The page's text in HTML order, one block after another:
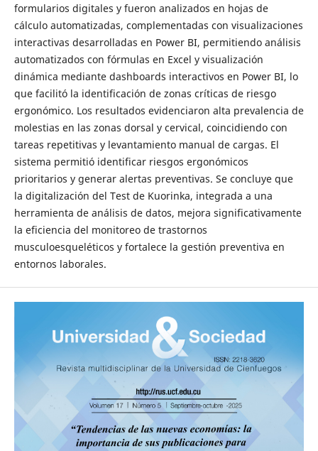
formularios digitales y fueron analizados en hojas de
cálculo automatizadas, complementadas con visualizaciones
interactivas desarrolladas en Power BI, permitiendo análisis
automatizados con fórmulas en Excel y visualización
dinámica mediante dashboards interactivos en Power BI, lo
que facilitó la identificación de zonas críticas de riesgo
ergonómico. Los resultados evidenciaron alta prevalencia de
molestias en las zonas dorsal y cervical, coincidiendo con
tareas repetitivas y levantamiento manual de cargas. El
sistema permitió identificar riesgos ergonómicos
prioritarios y generar alertas preventivas. Se concluye que
la digitalización del Test de Kuorinka, integrada a una
herramienta de análisis de datos, mejora significativamente
la eficiencia del monitoreo de trastornos
musculoesqueléticos y fortalece la gestión preventiva en
entornos laborales.